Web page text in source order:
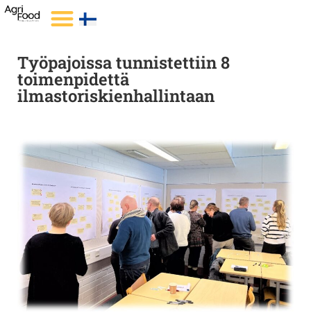
Työpajoissa tunnistettiin 8
toimenpidettä
ilmastoriskienhallintaan